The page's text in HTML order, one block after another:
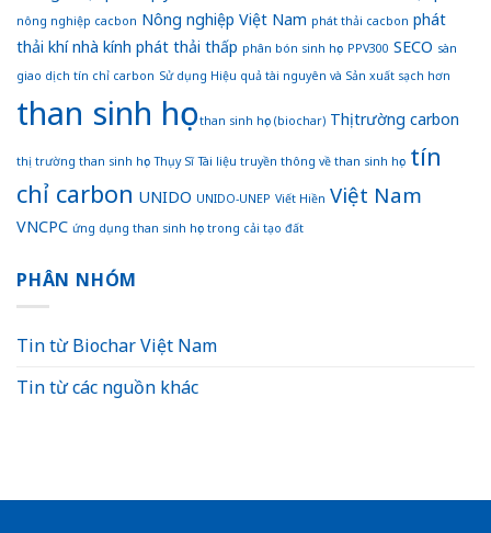
và
bền
vững
nông nghiệp cacbon Nông nghiệp Việt Nam phát thải cacbon phát
thải khí nhà kính phát thải thấp phân bón sinh học PPV300 SECO sàn
giao dịch tín chỉ carbon Sử dụng Hiệu quả tài nguyên và Sản xuất sạch hơn
than sinh học than sinh học (biochar) Thị trường carbon
thị trường than sinh học Thụy Sĩ Tài liệu truyền thông về than sinh học tín
chỉ carbon UNIDO UNIDO-UNEP Viết Hiền Việt Nam
VNCPC ứng dụng than sinh học trong cải tạo đất
PHÂN NHÓM
Tin từ Biochar Việt Nam
Tin từ các nguồn khác